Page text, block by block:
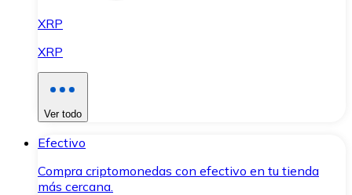
XRP
XRP
Ver todo
Efectivo
Compra criptomonedas con efectivo en tu tienda
más cercana.